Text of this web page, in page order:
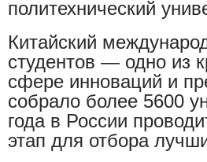
политехнический
Китайский
студентов — одно из
сфере инноваций и
собрало более 5600
года в России
этап для отбора